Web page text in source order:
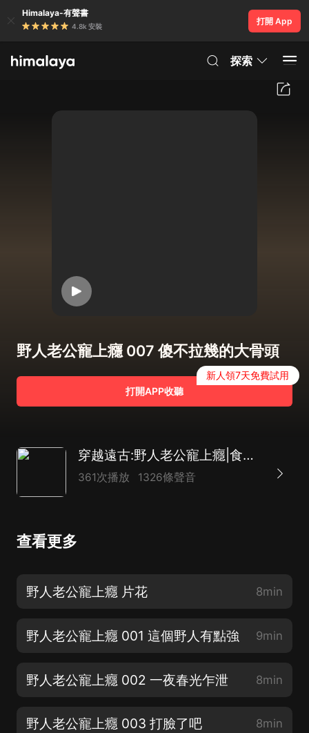
Himalaya-有聲書
4.8k 安裝
打開 App
探索
野人老公寵上癮 007 傻不拉幾的大骨頭
打開APP收聽
新人領7天免費試用
穿越遠古:野人老公寵上癮|食療|打臉|種田
361次播放 1326條聲音
查看更多
野人老公寵上癮 片花 8min
野人老公寵上癮 001 這個野人有點強 9min
野人老公寵上癮 002 一夜春光乍泄 8min
野人老公寵上癮 003 打臉了吧 8min